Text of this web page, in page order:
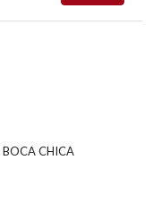
BOCA CHICA